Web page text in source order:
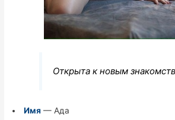
Открыта к новым
Имя— Ада